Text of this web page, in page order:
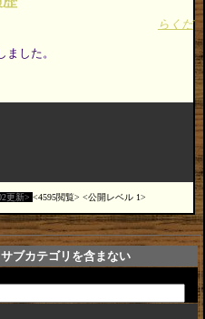
らくだ
した。
更新 4595閲覧 公開レベル 1
サブカテゴリを含まない